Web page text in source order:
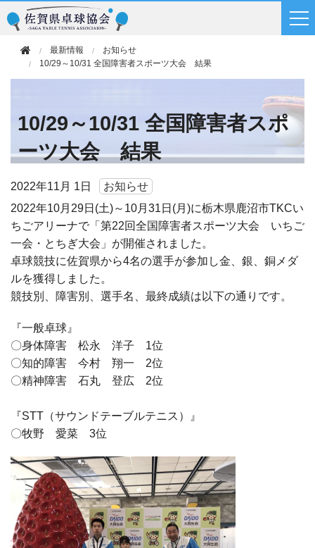
最新情報
お知らせ
10/29～10/31 全国障害者スポーツ大会 結果
10/29～10/31 全国障害者スポ
ーツ大会 結果
2022年11月 1日
お知らせ
2022年10月29日(土)～10月31日(月)に栃木県鹿沼市TKCい
ちごアリーナで「第22回全国障害者スポーツ大会 いちご
一会・とちぎ大会」が開催されました。
卓球競技に佐賀県から4名の選手が参加し金、銀、銅メダ
ルを獲得しました。
競技別、障害別、選手名、最終成績は以下の通りです。
『一般卓球』
〇身体障害 松永 洋子 1位
〇知的障害 今村 翔一 2位
〇精神障害 石丸 登広 2位
『STT（サウンドテーブルテニス）』
〇牧野 愛菜 3位